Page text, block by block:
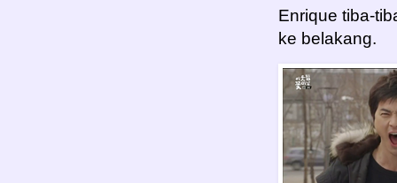
Enrique tiba-
ke belakang.